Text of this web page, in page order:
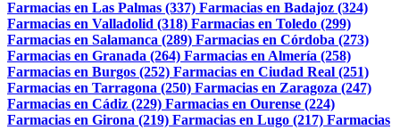
Farmacias en Las Palmas (337) Farmacias en Badajoz (324)
Farmacias en Valladolid (318) Farmacias en Toledo (299)
Farmacias en Salamanca (289) Farmacias en Córdoba (273)
Farmacias en Granada (264) Farmacias en Almería (258)
Farmacias en Burgos (252) Farmacias en Ciudad Real (251)
Farmacias en Tarragona (250) Farmacias en Zaragoza (247)
Farmacias en Cádiz (229) Farmacias en Ourense (224)
Farmacias en Girona (219) Farmacias en Lugo (217) Farmacias